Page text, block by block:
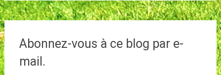
Abonnez-vous à ce blog par e-
mail.